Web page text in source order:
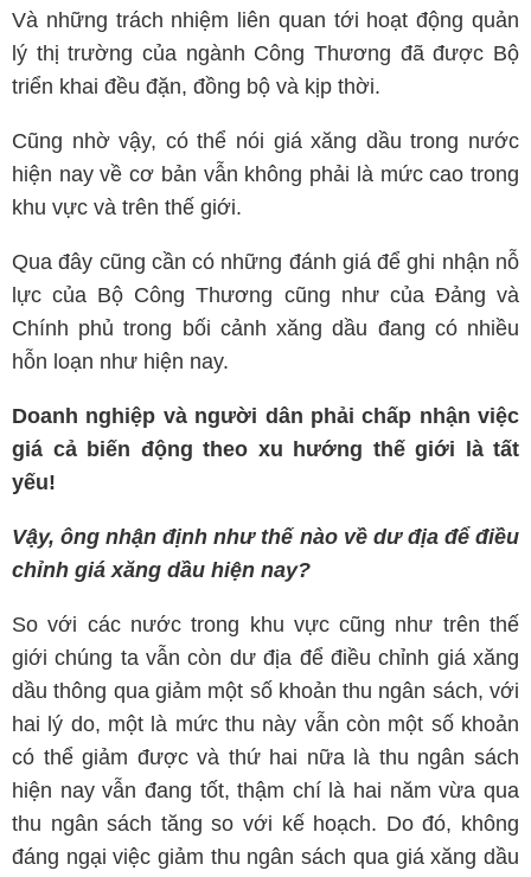
Và những trách nhiệm liên quan tới hoạt động quản
lý thị trường của ngành Công Thương đã được Bộ
triển khai đều đặn, đồng bộ và kịp thời.
Cũng nhờ vậy, có thể nói giá xăng dầu trong nước
hiện nay về cơ bản vẫn không phải là mức cao trong
khu vực và trên thế giới.
Qua đây cũng cần có những đánh giá để ghi nhận nỗ
lực của Bộ Công Thương cũng như của Đảng và
Chính phủ trong bối cảnh xăng dầu đang có nhiều
hỗn loạn như hiện nay.
Doanh nghiệp và người dân phải chấp nhận việc
giá cả biến động theo xu hướng thế giới là tất
yếu!
Vậy, ông nhận định như thế nào về dư địa để điều
chỉnh giá xăng dầu hiện nay?
So với các nước trong khu vực cũng như trên thế
giới chúng ta vẫn còn dư địa để điều chỉnh giá xăng
dầu thông qua giảm một số khoản thu ngân sách, với
hai lý do, một là mức thu này vẫn còn một số khoản
có thể giảm được và thứ hai nữa là thu ngân sách
hiện nay vẫn đang tốt, thậm chí là hai năm vừa qua
thu ngân sách tăng so với kế hoạch. Do đó, không
đáng ngại việc giảm thu ngân sách qua giá xăng dầu